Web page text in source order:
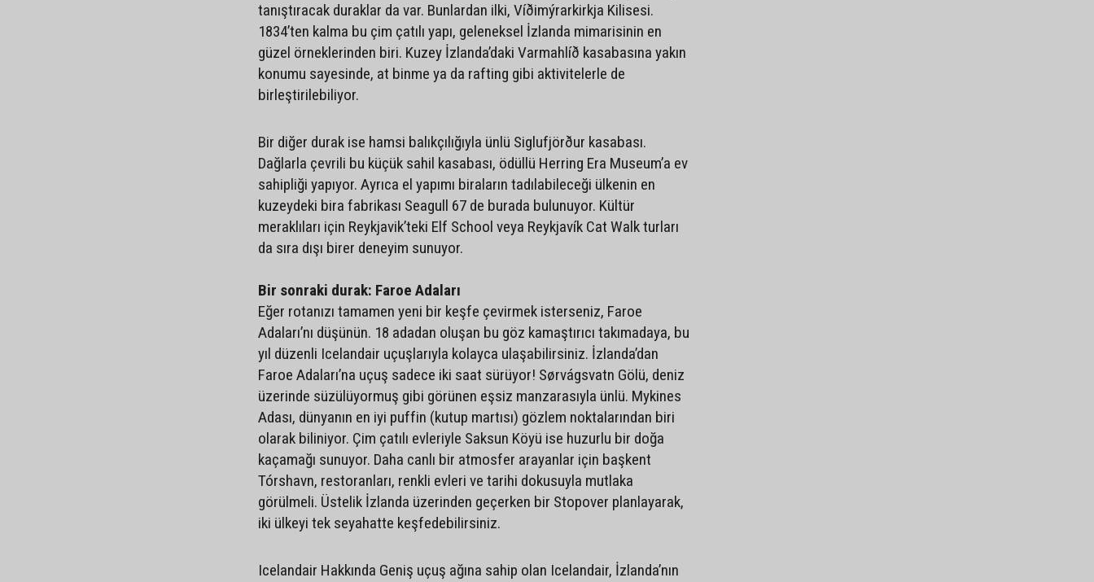
tanıştıracak duraklar da var. Bunlardan ilki, Víðimýrarkirkja Kilisesi.
1834’ten kalma bu çim çatılı yapı, geleneksel İzlanda mimarisinin en
güzel örneklerinden biri. Kuzey İzlanda’daki Varmahlíð kasabasına yakın
konumu sayesinde, at binme ya da rafting gibi aktivitelerle de
birleştirilebiliyor.
Bir diğer durak ise hamsi balıkçılığıyla ünlü Siglufjörður kasabası.
Dağlarla çevrili bu küçük sahil kasabası, ödüllü Herring Era Museum’a ev
sahipliği yapıyor. Ayrıca el yapımı biraların tadılabileceği ülkenin en
kuzeydeki bira fabrikası Seagull 67 de burada bulunuyor. Kültür
meraklıları için Reykjavik’teki Elf School veya Reykjavík Cat Walk turları
da sıra dışı birer deneyim sunuyor.
Bir sonraki durak: Faroe Adaları
Eğer rotanızı tamamen yeni bir keşfe çevirmek isterseniz, Faroe
Adaları’nı düşünün. 18 adadan oluşan bu göz kamaştırıcı takımadaya, bu
yıl düzenli Icelandair uçuşlarıyla kolayca ulaşabilirsiniz. İzlanda’dan
Faroe Adaları’na uçuş sadece iki saat sürüyor! Sørvágsvatn Gölü, deniz
üzerinde süzülüyormuş gibi görünen eşsiz manzarasıyla ünlü. Mykines
Adası, dünyanın en iyi puffin (kutup martısı) gözlem noktalarından biri
olarak biliniyor. Çim çatılı evleriyle Saksun Köyü ise huzurlu bir doğa
kaçamağı sunuyor. Daha canlı bir atmosfer arayanlar için başkent
Tórshavn, restoranları, renkli evleri ve tarihi dokusuyla mutlaka
görülmeli. Üstelik İzlanda üzerinden geçerken bir Stopover planlayarak,
iki ülkeyi tek seyahatte keşfedebilirsiniz.
Icelandair Hakkında Geniş uçuş ağına sahip olan Icelandair, İzlanda’nın